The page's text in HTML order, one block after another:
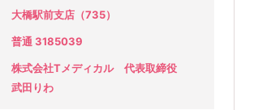
大橋駅前支店（735）
普通 3185039
株式会社Tメディカル 代表取締役
武田りわ